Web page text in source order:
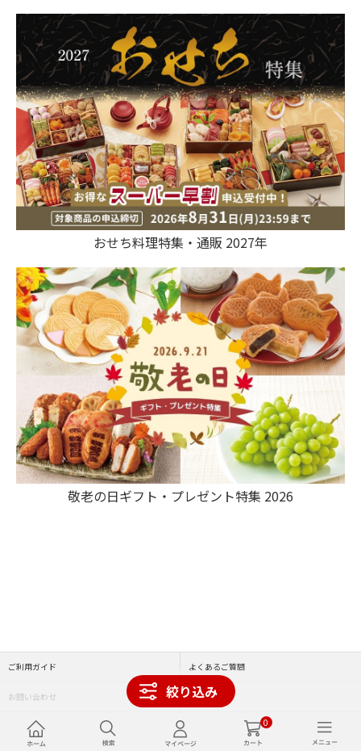
0
絞り込み
おせち料理特集・通販 2027年
敬老の日ギフト・プレゼント特集 2026
ご利用ガイド よくあるご質問
お問い合わせ 利用規約
サイト運営会社について 特定商取引法に基づく表記について